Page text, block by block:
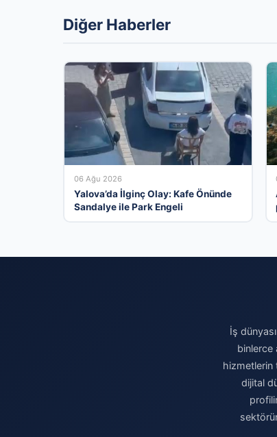
Diğer Haberler
06 Ağu 2026
Yalova’da İlginç Olay: Kafe Önünde
Sandalye ile Park Engeli
İş
binlerce
hizmetlerin
dijital